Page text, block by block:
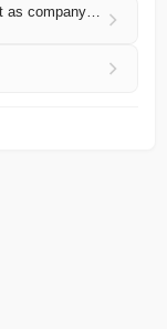
Pinterest surges 15% after earnings beat as company posts strong guidance